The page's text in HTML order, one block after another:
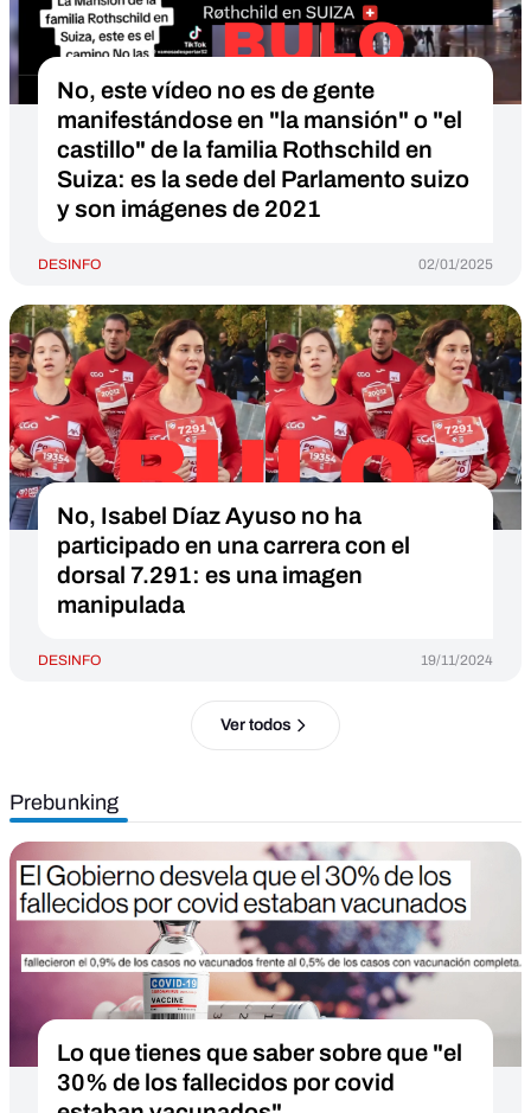
No, este vídeo no es de gente
manifestándose en "la mansión" o "el
castillo" de la familia Rothschild en
Suiza: es la sede del Parlamento suizo
y son imágenes de 2021
DESINFO 02/01/2025
No, Isabel Díaz Ayuso no ha
participado en una carrera con el
dorsal 7.291: es una imagen
manipulada
DESINFO 19/11/2024
Ver todos
Prebunking
Lo que tienes que saber sobre que "el
30% de los fallecidos por covid